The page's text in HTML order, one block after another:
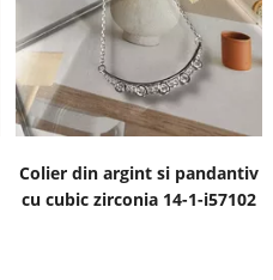
Colier din argint si pandantiv
cu cubic zirconia 14-1-i57102